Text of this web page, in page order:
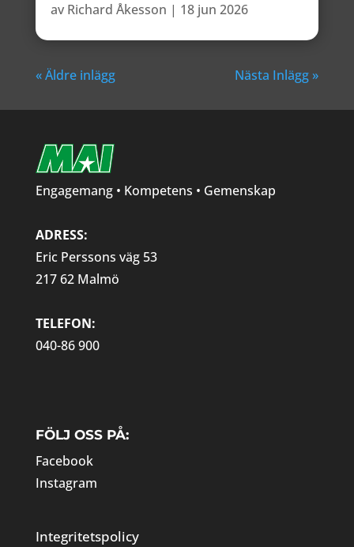
av Richard Åkesson | 18 jun 2026
« Äldre inlägg Nästa Inlägg »
Engagemang • Kompetens • Gemenskap
ADRESS:
Eric Perssons väg 53
217 62 Malmö
TELEFON:
040-86 900
FÖLJ OSS PÅ:
Facebook
Instagram
Integritetspolicy